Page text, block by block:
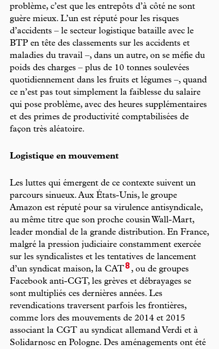
problème, c’est que les entrepôts d’à côté ne sont
guère mieux. L’un est réputé pour les risques
d’accidents – le secteur logistique bataille avec le
BTP en tête des classements sur les accidents et
maladies du travail –, dans un autre, on se méfie du
poids des charges – plus de 10 tonnes soulevées
quotidiennement dans les fruits et légumes –, quand
ce n’est pas tout simplement la faiblesse du salaire
qui pose problème, avec des heures supplémentaires
et des primes de productivité comptabilisées de
façon très aléatoire.
Logistique en mouvement
Les luttes qui émergent de ce contexte suivent un
parcours sinueux. Aux États-Unis, le groupe
Amazon est réputé pour sa virulence antisyndicale,
au même titre que son proche cousin Wall-Mart,
leader mondial de la grande distribution. En France,
malgré la pression judiciaire constamment exercée
sur les syndicalistes et les tentatives de lancement
d’un syndicat maison, la CAT 8 , ou de groupes
Facebook anti-CGT, les grèves et débrayages se
sont multipliés ces dernières années. Les
revendications traversent parfois les frontières,
comme lors des mouvements de 2014 et 2015
associant la CGT au syndicat allemand Verdi et à
Solidarnosc en Pologne. Des aménagements ont été